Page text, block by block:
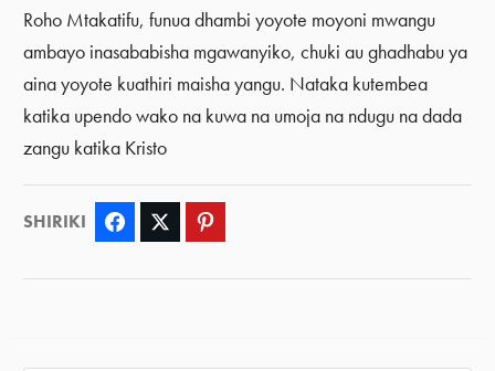
Roho Mtakatifu, funua dhambi yoyote moyoni mwangu
ambayo inasababisha mgawanyiko, chuki au ghadhabu ya
aina yoyote kuathiri maisha yangu. Nataka kutembea
katika upendo wako na kuwa na umoja na ndugu na dada
zangu katika Kristo
SHIRIKI Facebook Twitter